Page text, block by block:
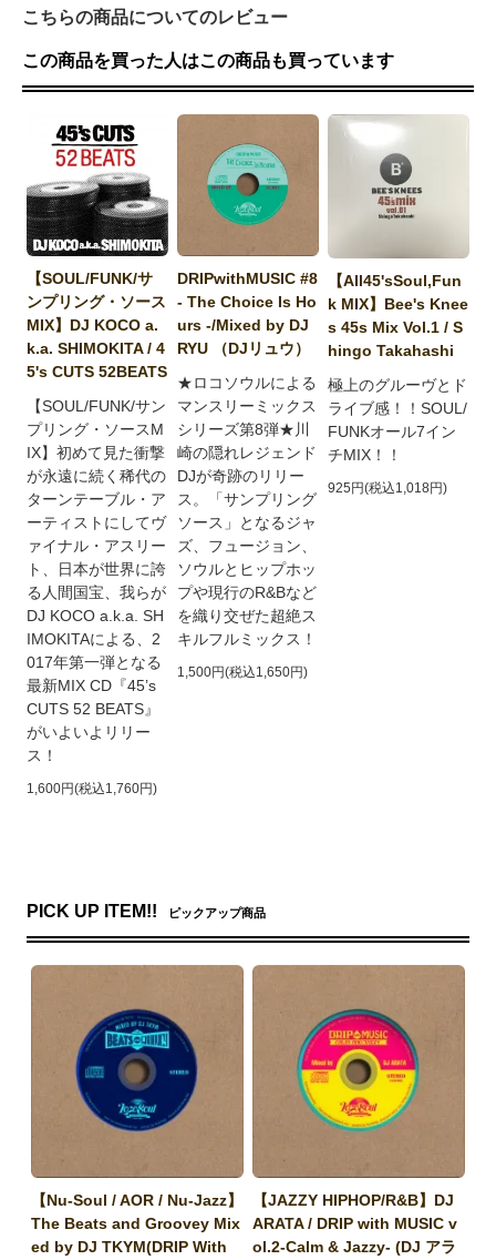
こちらの商品についてのレビュー
この商品を買った人はこの商品も買っています
【SOUL/FUNK/サ
ンプリング・ソース
MIX】DJ KOCO a.
k.a. SHIMOKITA / 4
5's CUTS 52BEATS
【SOUL/FUNK/サン
プリング・ソースM
IX】初めて見た衝撃
が永遠に続く稀代の
ターンテーブル・ア
ーティストにしてヴ
ァイナル・アスリー
ト、日本が世界に誇
る人間国宝、我らが
DJ KOCO a.k.a. SH
IMOKITAによる、2
017年第一弾となる
最新MIX CD『45’s
CUTS 52 BEATS』
がいよいよリリー
ス！
1,600円(税込1,760円)
DRIPwithMUSIC #8
- The Choice Is Ho
urs -/Mixed by DJ
RYU （DJリュウ）
★ロコソウルによる
マンスリーミックス
シリーズ第8弾★川
崎の隠れレジェンド
DJが奇跡のリリー
ス。「サンプリング
ソース」となるジャ
ズ、フュージョン、
ソウルとヒップホッ
プや現行のR&Bなど
を織り交ぜた超絶ス
キルフルミックス！
1,500円(税込1,650円)
【All45'sSoul,Fun
k MIX】Bee's Knee
s 45s Mix Vol.1 / S
hingo Takahashi
極上のグルーヴとド
ライブ感！！SOUL/
FUNKオール7イン
チMIX！！
925円(税込1,018円)
PICK UP ITEM!! ピックアップ商品
【Nu-Soul / AOR / Nu-Jazz】
The Beats and Groovey Mix
ed by DJ TKYM(DRIP With
【JAZZY HIPHOP/R&B】DJ
ARATA / DRIP with MUSIC v
ol.2-Calm & Jazzy- (DJ アラ